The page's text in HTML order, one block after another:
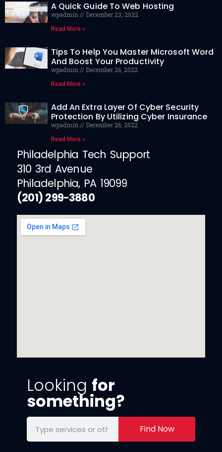
A Quick Guide To Web Hosting
wpadmin December 23, 2022
Read More »
Tips To Help You Master Microsoft Word
And Boost Your Productivity
wpadmin December 26, 2022
Read More »
Add An Extra Layer Of Cyber Security
Protection By Utilizing Cyber Insurance
wpadmin December 26, 2022
Read More »
Philadelphia Tech Support
310 3rd Avenue
Philadelphia, PA 19099
(201) 299-3880
Looking for
something?
Find Now